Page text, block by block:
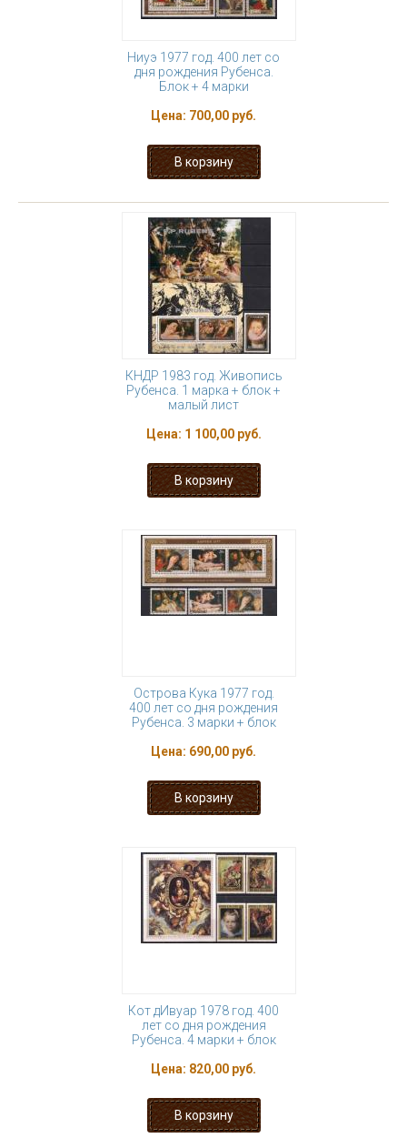
Ниуэ 1977 год. 400 лет со
дня рождения Рубенса.
Блок + 4 марки
Цена: 700,00 руб.
КНДР 1983 год. Живопись
Рубенса. 1 марка + блок +
малый лист
Цена: 1 100,00 руб.
Острова Кука 1977 год.
400 лет со дня рождения
Рубенса. 3 марки + блок
Цена: 690,00 руб.
Кот дИвуар 1978 год. 400
лет со дня рождения
Рубенса. 4 марки + блок
Цена: 820,00 руб.